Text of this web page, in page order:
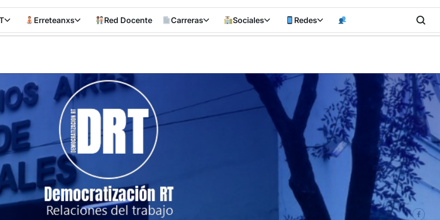
Erreteanxs Red Docente Carreras Sociales Redes
RT